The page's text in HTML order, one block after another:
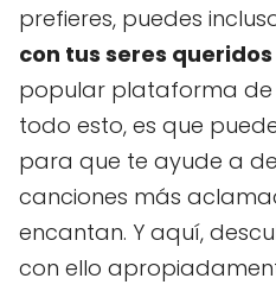
prefieres, puedes
con tus seres
popular plataforma de
todo esto, es que
para que te ayude a
canciones más
encantan. Y aquí,
con ello